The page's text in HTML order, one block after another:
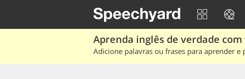
Aprenda inglês de verdade
Adicione palavras ou frases para aprender